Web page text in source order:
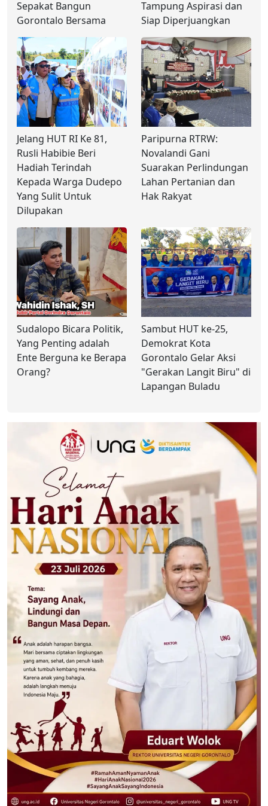
Sepakat Bangun
Gorontalo Bersama
Tampung Aspirasi dan
Siap Diperjuangkan
Jelang HUT RI Ke 81,
Rusli Habibie Beri
Hadiah Terindah
Kepada Warga Dudepo
Yang Sulit Untuk
Dilupakan
Paripurna RTRW:
Novalandi Gani
Suarakan Perlindungan
Lahan Pertanian dan
Hak Rakyat
Sudalopo Bicara Politik,
Yang Penting adalah
Ente Berguna ke Berapa
Orang?
Sambut HUT ke-25,
Demokrat Kota
Gorontalo Gelar Aksi
"Gerakan Langit Biru" di
Lapangan Buladu